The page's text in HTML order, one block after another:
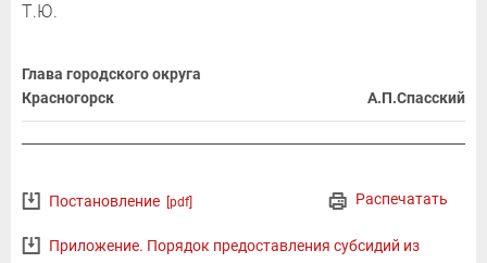
Т.Ю.
Глава городского округа
Красногорск
А.П.Спасский
Распечатать
Постановление [pdf]
Приложение. Порядок предоставления субсидий из